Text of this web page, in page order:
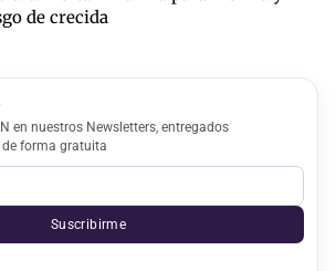
de crecida
en nuestros Newsletters, entregados
forma gratuita
Suscribirme